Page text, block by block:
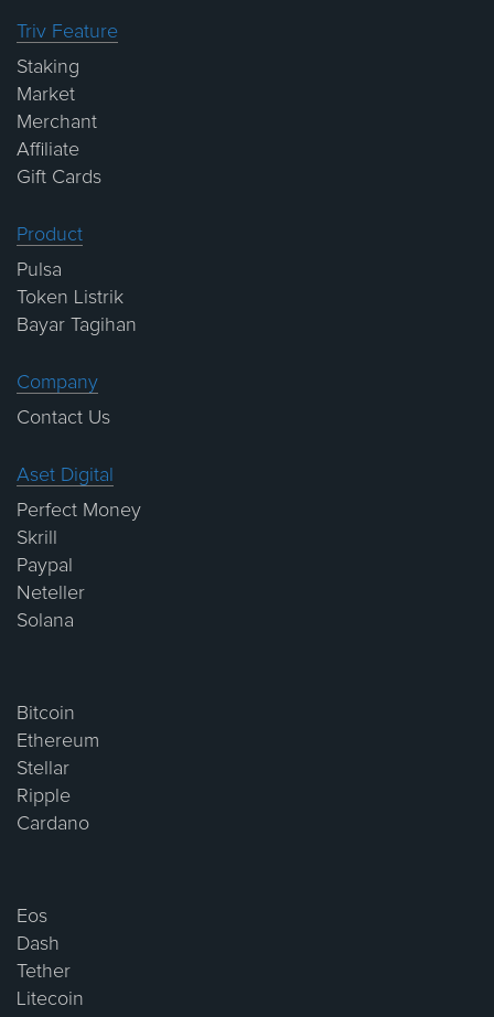
Triv Feature
Staking
Market
Merchant
Affiliate
Gift Cards
Product
Pulsa
Token Listrik
Bayar Tagihan
Company
Contact Us
Aset Digital
Perfect Money
Skrill
Paypal
Neteller
Solana
Bitcoin
Ethereum
Stellar
Ripple
Cardano
Eos
Dash
Tether
Litecoin